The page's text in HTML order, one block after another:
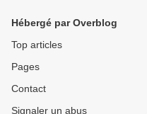
Hébergé par Overblog
Top articles
Pages
Contact
Signaler un abus